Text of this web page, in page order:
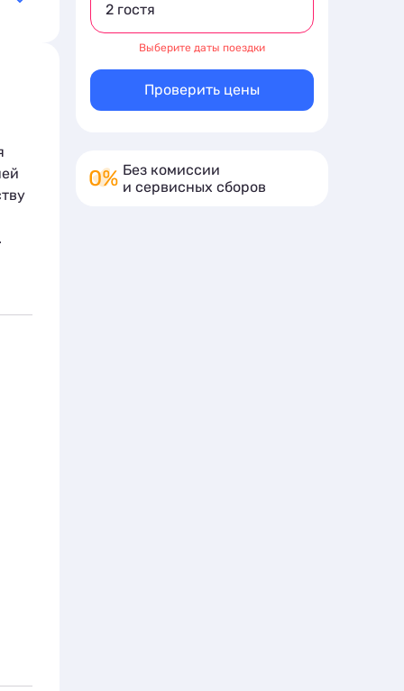
2 гостя
Выберите даты поездки
Проверить цены
Без комиссии
и сервисных сборов